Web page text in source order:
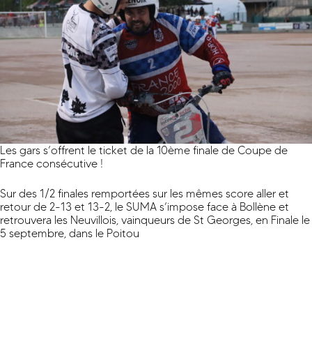
Les gars s’offrent le ticket de la 10ème finale de Coupe de
France consécutive !
Sur des 1/2 finales remportées sur les mêmes score aller et
retour de 2-13 et 13-2, le SUMA s’impose face à Bollène et
retrouvera les Neuvillois, vainqueurs de St Georges, en Finale le
5 septembre, dans le Poitou